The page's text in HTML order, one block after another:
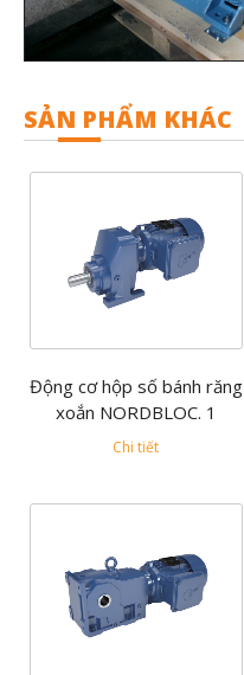
SẢN PHẨM KHÁC
Động cơ hộp số bánh răng
xoắn NORDBLOC. 1
Chi tiết